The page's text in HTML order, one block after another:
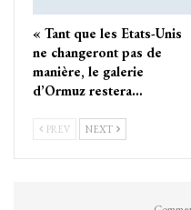
« Tant que les Etats-Unis
ne changeront pas de
manière, le galerie
d’Ormuz restera…
PREV NEXT